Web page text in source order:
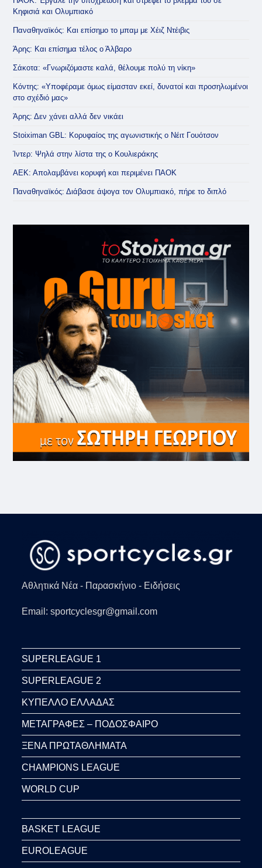
Κηφισιά και Ολυμπιακό
Παναθηναϊκός: Και επίσημο το μπαμ με Χέιζ Ντέιβις
Άρης: Και επίσημα τέλος ο Άλβαρο
Σάκοτα: «Γνωριζόμαστε καλά, θέλουμε πολύ τη νίκη»
Κόντης: «Υποφέραμε όμως είμασταν εκεί, δυνατοί και προσηλωμένοι
στο σχέδιό μας»
Άρης: Δεν χάνει αλλά δεν νικάει
Stoiximan GBL: Κορυφαίος της αγωνιστικής ο Νέιτ Γουότσον
Ίντερ: Ψηλά στην λίστα της ο Κουλιεράκης
ΑΕΚ: Απολαμβάνει κορυφή και περιμένει ΠΑΟΚ
Παναθηναϊκός: Διάβασε άψογα τον Ολυμπιακό, πήρε το διπλό
Αθλητικά Νέα - Παρασκήνιο - Ειδήσεις
Email: sportcyclesgr@gmail.com
SUPERLEAGUE 1
SUPERLEAGUE 2
ΚΥΠΕΛΛΟ ΕΛΛΑΔΑΣ
ΜΕΤΑΓΡΑΦΕΣ – ΠΟΔΟΣΦΑΙΡΟ
ΞΕΝΑ ΠΡΩΤΑΘΛΗΜΑΤΑ
CHAMPIONS LEAGUE
WORLD CUP
BASKET LEAGUE
EUROLEAGUE